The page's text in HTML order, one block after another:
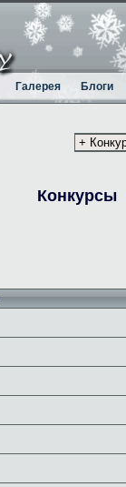
Галерея Блоги
Конкурсы